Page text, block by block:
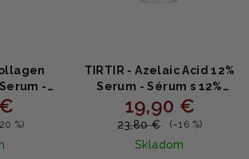
-
a
s
%)
TIRTIR - Azelaic Acid 12%
Serum - Sérum s 12%
kyselinou azelaovou
proti začervenaniu a
nedokonalostiam 30ml
19,90 €
23,80 € (–16 %)
Skladom